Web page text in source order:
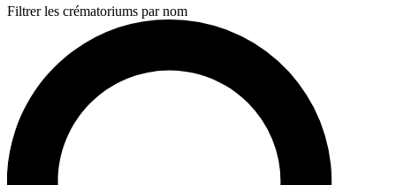
Filtrer les crématoriums par nom